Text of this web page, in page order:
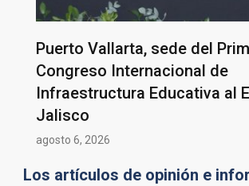
Puerto Vallarta, sede del
Congreso Internacional de
Infraestructura Educativa al
Jalisco
agosto 6, 2026
Los artículos de opinión e